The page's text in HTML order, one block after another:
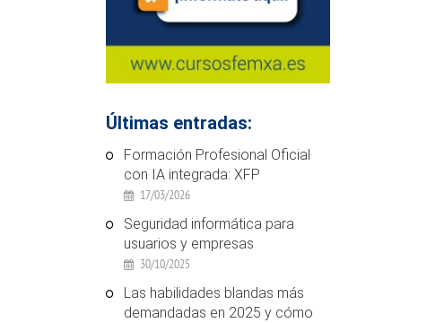
Últimas entradas:
Formación Profesional Oficial
con IA integrada: XFP
17/03/2026
Seguridad informática para
usuarios y empresas
30/10/2025
Las habilidades blandas más
demandadas en 2025 y cómo